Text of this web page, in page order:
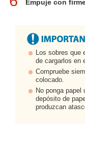
Empuje con
Los sobres que
de cargarlos en
Compruebe
colocado.
No ponga papel
depósito de
produzcan